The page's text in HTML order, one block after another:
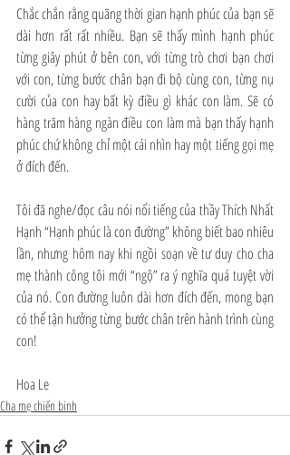
Chắc chắn rằng quãng thời gian hạnh phúc của bạn sẽ
dài hơn rất rất nhiều. Bạn sẽ thấy mình hạnh phúc
từng giây phút ở bên con, với từng trò chơi bạn chơi
với con, từng bước chân bạn đi bộ cùng con, từng nụ
cười của con hay bất kỳ điều gì khác con làm. Sẽ có
hàng trăm hàng ngàn điều con làm mà bạn thấy hạnh
phúc chứ không chỉ một cái nhìn hay một tiếng gọi mẹ
ở đích đến.
Tôi đã nghe/đọc câu nói nổi tiếng của thầy Thích Nhất
Hạnh “Hạnh phúc là con đường” không biết bao nhiêu
lần, nhưng hôm nay khi ngồi soạn về tư duy cho cha
mẹ thành công tôi mới “ngộ” ra ý nghĩa quá tuyệt vời
của nó. Con đường luôn dài hơn đích đến, mong bạn
có thể tận hưởng từng bước chân trên hành trình cùng
con!
Hoa Le
Cha mẹ chiến binh